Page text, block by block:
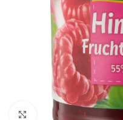
Faceți click pentru a mări